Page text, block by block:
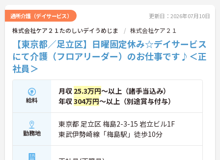
通所介護（デイサービス） 更新日：2026年07月10日
株式会社ケア２１たのしいデイうめじま 株式会社ケア２１
【東京都／足立区】日曜固定休み☆デイサービス
にて介護（フロアリーダー）のお仕事です♪＜正
社員＞
給料
月収 25.3万円～以上（諸手当込み）
年収304万円～以上（別途賞与付与）
勤務地
東京都 足立区 梅島2-3-15 岩立ビル1F
東武伊勢崎線「梅島駅」徒歩10分